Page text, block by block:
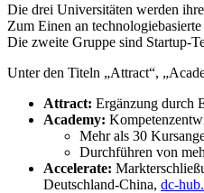
Die drei Universitäten werden
Zum Einen an
Die zweite Gruppe sind Startup-
Unter den Titeln „Attract“,
Attract: Ergänzung durch
Academy:
Mehr als 30
Durchführen von
Accelerate:
Deutschland-China, dc-